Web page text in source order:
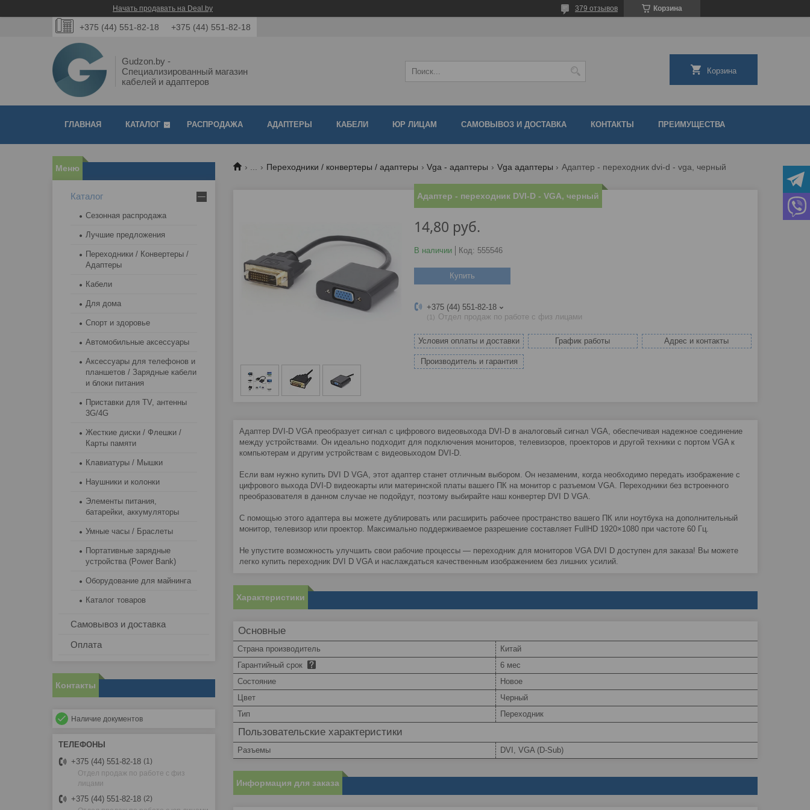
Начать продавать на Deal.by Корзина
379 отзывов
+375 (44) 551-82-18 +375 (44) 551-82-18
Gudzon.by -
Специализированный магазин
кабелей и адаптеров
Корзина
ГЛАВНАЯ КАТАЛОГ РАСПРОДАЖА АДАПТЕРЫ КАБЕЛИ ЮР ЛИЦАМ САМОВЫВОЗ И ДОСТАВКА КОНТАКТЫ ПРЕИМУЩЕСТВА
... Переходники / конвертеры / адаптеры Vga - адаптеры Vga адаптеры Адаптер - переходник dvi-d - vga, черный
Адаптер - переходник DVI-D - VGA, черный
14,80 руб.
В наличии Код: 555546
Купить
+375 (44) 551-82-18
Отдел продаж по работе с физ лицами
Условия оплаты и доставки График работы Адрес и контакты
Производитель и гарантия
Адаптер DVI-D VGA преобразует сигнал с цифрового видеовыхода DVI-D в аналоговый сигнал VGA, обеспечивая надежное соединение
между устройствами. Он идеально подходит для подключения мониторов, телевизоров, проекторов и другой техники с портом VGA к
компьютерам и другим устройствам с видеовыходом DVI-D.
Если вам нужно купить DVI D VGA, этот адаптер станет отличным выбором. Он незаменим, когда необходимо передать изображение с
цифрового выхода DVI-D видеокарты или материнской платы вашего ПК на монитор с разъемом VGA. Переходники без встроенного
преобразователя в данном случае не подойдут, поэтому выбирайте наш конвертер DVI D VGA.
С помощью этого адаптера вы можете дублировать или расширить рабочее пространство вашего ПК или ноутбука на дополнительный
монитор, телевизор или проектор. Максимально поддерживаемое разрешение составляет FullHD 1920×1080 при частоте 60 Гц.
Не упустите возможность улучшить свои рабочие процессы — переходник для мониторов VGA DVI D доступен для заказа! Вы можете
легко купить переходник DVI D VGA и наслаждаться качественным изображением без лишних усилий.
Характеристики
Основные
Страна производитель
Китай
Гарантийный срок
6 мес
Состояние
Новое
Цвет
Черный
Тип
Переходник
Пользовательские характеристики
Разъемы DVI, VGA (D-Sub)
Информация для заказа
Каталог
Сезонная распродажа
Лучшие предложения
Переходники / Конвертеры /
Адаптеры
Кабели
Для дома
Спорт и здоровье
Автомобильные аксессуары
Аксессуары для телефонов и
планшетов / Зарядные кабели
и блоки питания
Приставки для TV, антенны
3G/4G
Жесткие диски / Флешки /
Карты памяти
Клавиатуры / Мышки
Наушники и колонки
Элементы питания,
батарейки, аккумуляторы
Умные часы / Браслеты
Портативные зарядные
устройства (Power Bank)
Оборудование для майнинга
Каталог товаров
Самовывоз и доставка
Оплата
Контакты
Наличие документов
+375 (44) 551-82-18
1
Отдел продаж по работе с физ
лицами
+375 (44) 551-82-18 2